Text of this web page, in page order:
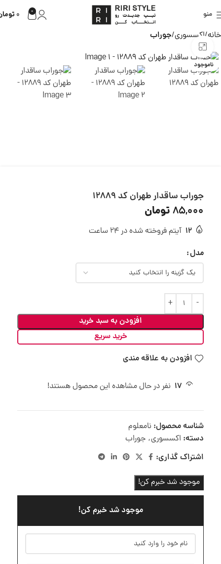
منو 0
0
خانه اکسسوری جوراب
ناموجود
جوراب ساقدار طهران کد 12889
85,000تومان
12 آیتم فروخته شده در 24 ساعت
مدل
افزودن به سبد خرید
خرید سریع
افزودن به علاقه مندی
17 نفر در حال مشاهده این محصول هستند!
شناسه محصول: نامعلوم
دسته: اکسسوری, جوراب
اشتراک گذاری:
موجود شد خبرم کن!
موجود شد خبرم کن!